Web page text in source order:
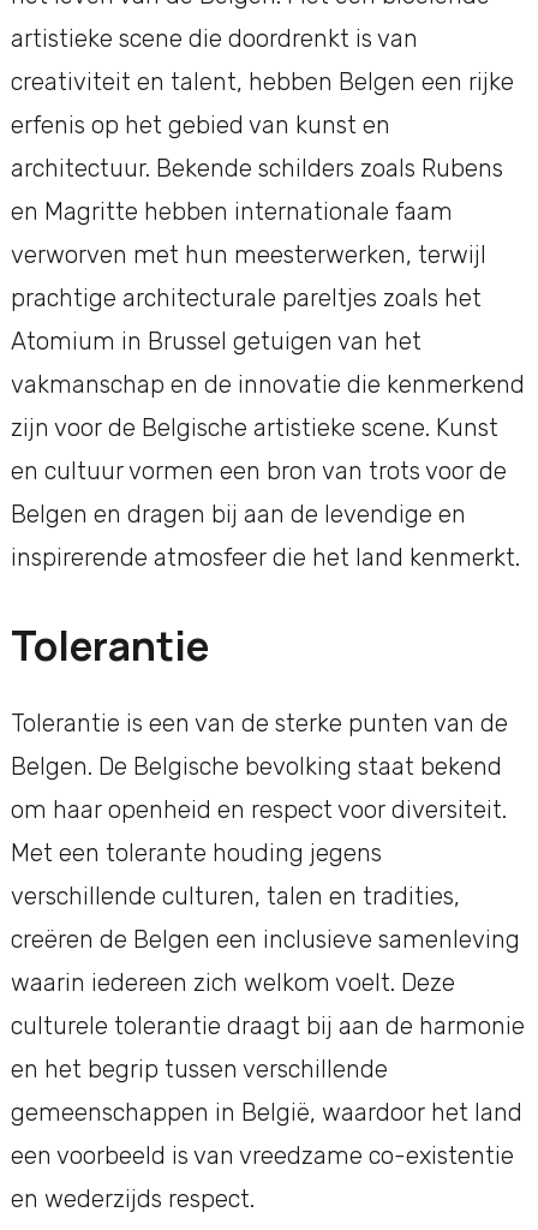
artistieke scene die doordrenkt is van
creativiteit en talent, hebben Belgen een rijke
erfenis op het gebied van kunst en
architectuur. Bekende schilders zoals Rubens
en Magritte hebben internationale faam
verworven met hun meesterwerken, terwijl
prachtige architecturale pareltjes zoals het
Atomium in Brussel getuigen van het
vakmanschap en de innovatie die kenmerkend
zijn voor de Belgische artistieke scene. Kunst
en cultuur vormen een bron van trots voor de
Belgen en dragen bij aan de levendige en
inspirerende atmosfeer die het land kenmerkt.
Tolerantie
Tolerantie is een van de sterke punten van de
Belgen. De Belgische bevolking staat bekend
om haar openheid en respect voor diversiteit.
Met een tolerante houding jegens
verschillende culturen, talen en tradities,
creëren de Belgen een inclusieve samenleving
waarin iedereen zich welkom voelt. Deze
culturele tolerantie draagt bij aan de harmonie
en het begrip tussen verschillende
gemeenschappen in België, waardoor het land
een voorbeeld is van vreedzame co-existentie
en wederzijds respect.